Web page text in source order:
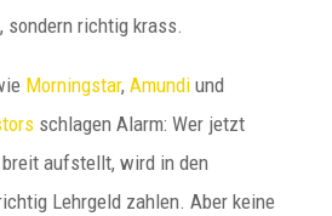
richtig krass.
Morningstar, Amundiund
schlagen Alarm: Wer jetzt
aufstellt, wird in den
Lehrgeld zahlen. Aber keine